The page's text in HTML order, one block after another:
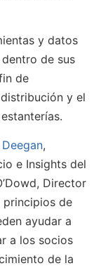
y datos
de sus
de
y el
,
e Insights del
Director
principios de
ayudar a
a los socios
de la